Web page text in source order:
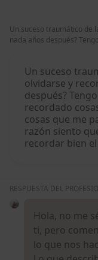
Un suceso traumático de
nada años después?
Un suceso
olvidarse y
después?
recordado
cosas que me
razón siento
recordar bien
RESPUESTA DEL
Hola, no me
ti, pero
lo que nos